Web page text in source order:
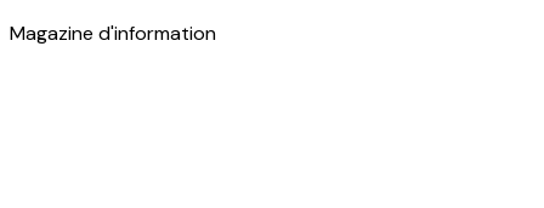
Magazine d'information